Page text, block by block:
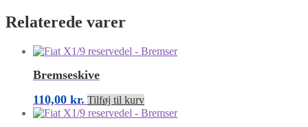
Relaterede varer
Bremseskive
110,00 kr. Tilføj til kurv